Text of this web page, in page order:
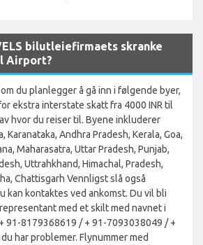
bilutleiefirmaets skranke
Airport?
du planlegger å gå inn i følgende byer,
ekstra interstate skatt fra 4000 INR til
hvor du reiser til. Byene inkluderer
Karanataka, Andhra Pradesh, Kerala, Goa,
Maharasatra, Uttar Pradesh, Punjab,
Uttrahkhand, Himachal, Pradesh,
Chattisgarh Vennligst slå også
kan kontaktes ved ankomst. Du vil bli
med et skilt med navnet i
91-8179368619 / + 91-7093038049 / +
har problemer. Flynummer med